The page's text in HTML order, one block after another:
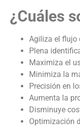
¿Cuáles
Agiliza el flujo
Plena
Maximiza el
Minimiza la
Precisión en
Aumenta la
Disminuye
Optimización